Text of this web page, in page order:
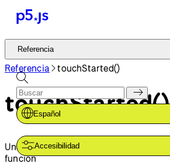
Referencia
Tutoriales
Ejemplos
Contribuir
Comunidad
Acerca de
Referencia
Español
Accesibilidad
Referencia touchStarted()
touchStarted()
Una
función